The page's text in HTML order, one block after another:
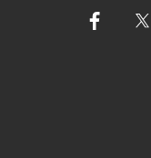
Facebook